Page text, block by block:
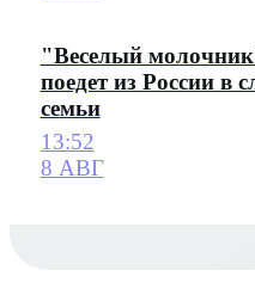
"Веселый
поедет из России в
семьи
13:52
8 АВГ